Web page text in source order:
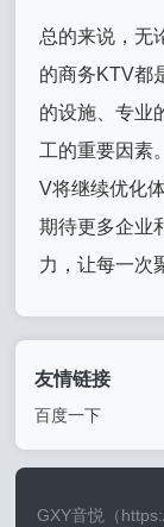
总的来说，无
的商务KTV都
的设施、专业
工的重要因素
V将继续优化
期待更多企业
力，让每一次
友情链接
百度一下
GXY音悦（